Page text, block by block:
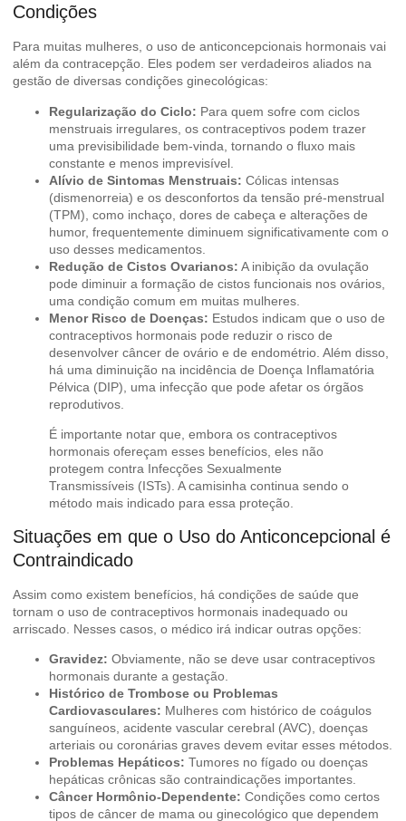
Condições
Para muitas mulheres, o uso de anticoncepcionais hormonais vai
além da contracepção. Eles podem ser verdadeiros aliados na
gestão de diversas condições ginecológicas:
Regularização do Ciclo: Para quem sofre com ciclos
menstruais irregulares, os contraceptivos podem trazer
uma previsibilidade bem-vinda, tornando o fluxo mais
constante e menos imprevisível.
Alívio de Sintomas Menstruais: Cólicas intensas
(dismenorreia) e os desconfortos da tensão pré-menstrual
(TPM), como inchaço, dores de cabeça e alterações de
humor, frequentemente diminuem significativamente com o
uso desses medicamentos.
Redução de Cistos Ovarianos: A inibição da ovulação
pode diminuir a formação de cistos funcionais nos ovários,
uma condição comum em muitas mulheres.
Menor Risco de Doenças: Estudos indicam que o uso de
contraceptivos hormonais pode reduzir o risco de
desenvolver câncer de ovário e de endométrio. Além disso,
há uma diminuição na incidência de Doença Inflamatória
Pélvica (DIP), uma infecção que pode afetar os órgãos
reprodutivos.
É importante notar que, embora os contraceptivos
hormonais ofereçam esses benefícios, eles não
protegem contra Infecções Sexualmente
Transmissíveis (ISTs). A camisinha continua sendo o
método mais indicado para essa proteção.
Situações em que o Uso do Anticoncepcional é
Contraindicado
Assim como existem benefícios, há condições de saúde que
tornam o uso de contraceptivos hormonais inadequado ou
arriscado. Nesses casos, o médico irá indicar outras opções:
Gravidez: Obviamente, não se deve usar contraceptivos
hormonais durante a gestação.
Histórico de Trombose ou Problemas
Cardiovasculares: Mulheres com histórico de coágulos
sanguíneos, acidente vascular cerebral (AVC), doenças
arteriais ou coronárias graves devem evitar esses métodos.
Problemas Hepáticos: Tumores no fígado ou doenças
hepáticas crônicas são contraindicações importantes.
Câncer Hormônio-Dependente: Condições como certos
tipos de câncer de mama ou ginecológico que dependem